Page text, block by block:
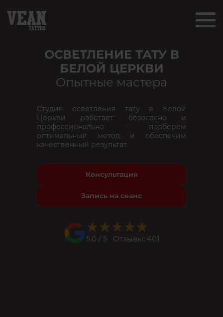
ОСВЕТЛЕНИЕ ТАТУ В
БЕЛОЙ ЦЕРКВИ
Опытные мастера
Студия осветления тату в Белой
Церкви работает безопасно и
профессионально - подберём
оптимальный метод и обеспечим
качественный результат.
Консультация
Запись на сеанс
★★★★★
★★★★★
5.0 / 5 Отзывы: 401